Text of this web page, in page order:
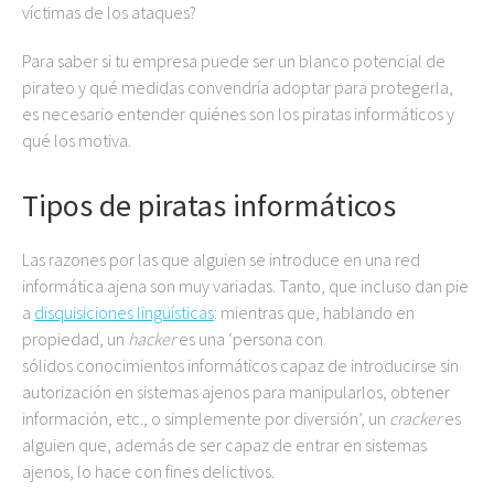
víctimas de los ataques?
Para saber si tu empresa puede ser un blanco potencial de
pirateo y qué medidas convendría adoptar para protegerla,
es necesario entender quiénes son los piratas informáticos y
qué los motiva.
Tipos de piratas informáticos
Las razones por las que alguien se introduce en una red
informática ajena son muy variadas. Tanto, que incluso dan pie
a disquisiciones lingüísticas: mientras que, hablando en
propiedad, un hackeres una ‘persona con
sólidos conocimientos informáticos capaz de introducirse sin
autorización en sistemas ajenos para manipularlos, obtener
información, etc., o simplemente por diversión’, un crackeres
alguien que, además de ser capaz de entrar en sistemas
ajenos, lo hace con fines delictivos.